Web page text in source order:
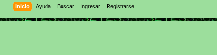
Inicio Ayuda Buscar Ingresar Registrarse